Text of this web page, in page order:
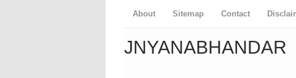
About Sitemap Contact
JNYANABHANDAR